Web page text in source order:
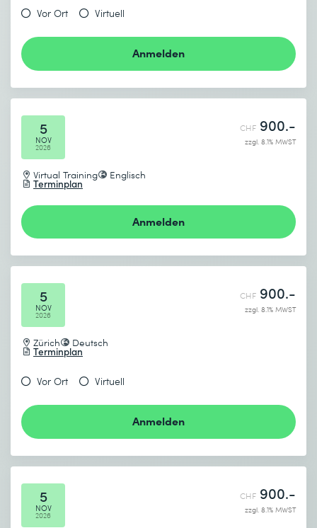
Vor Ort Virtuell
Anmelden
5
NOV
2026
Virtual Training Englisch
Terminplan
CHF 900.-
zzgl. 8.1% MWST
Anmelden
5
NOV
2026
Zürich Deutsch
Terminplan
CHF 900.-
zzgl. 8.1% MWST
Vor Ort Virtuell
Anmelden
5
NOV
2026
CHF 900.-
zzgl. 8.1% MWST